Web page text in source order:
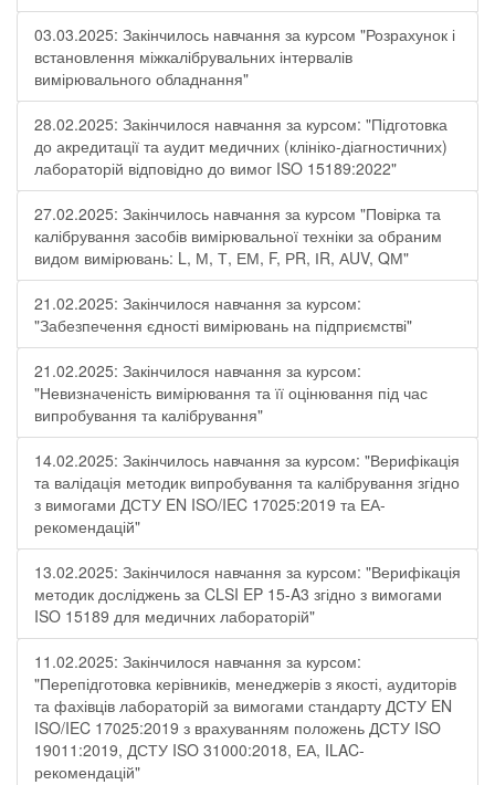
03.03.2025: Закінчилось навчання за курсом "Розрахунок і
встановлення міжкалібрувальних інтервалів
вимірювального обладнання"
28.02.2025: Закінчилося навчання за курсом: "Підготовка
до акредитації та аудит медичних (клініко-діагностичних)
лабораторій відповідно до вимог ISO 15189:2022"
27.02.2025: Закінчилось навчання за курсом "Повірка та
калібрування засобів вимірювальної техніки за обраним
видом вимірювань: L, М, Т, ЕМ, F, РR, ІR, АUV, QМ"
21.02.2025: Закінчилося навчання за курсом:
"Забезпечення єдності вимірювань на підприємстві"
21.02.2025: Закінчилося навчання за курсом:
"Невизначеність вимірювання та її оцінювання під час
випробування та калібрування"
14.02.2025: Закінчилось навчання за курсом: "Верифікація
та валідація методик випробування та калібрування згідно
з вимогами ДСТУ EN ISO/IEC 17025:2019 та ЕА-
рекомендацій"
13.02.2025: Закінчилося навчання за курсом: "Верифікація
методик досліджень за CLSI EP 15-A3 згідно з вимогами
ISO 15189 для медичних лабораторій"
11.02.2025: Закінчилося навчання за курсом:
"Перепідготовка керівників, менеджерів з якості, аудиторів
та фахівців лабораторій за вимогами стандарту ДСТУ EN
ISO/IEC 17025:2019 з врахуванням положень ДСТУ ISO
19011:2019, ДСТУ ISO 31000:2018, ЕА, ILAC-
рекомендацій"